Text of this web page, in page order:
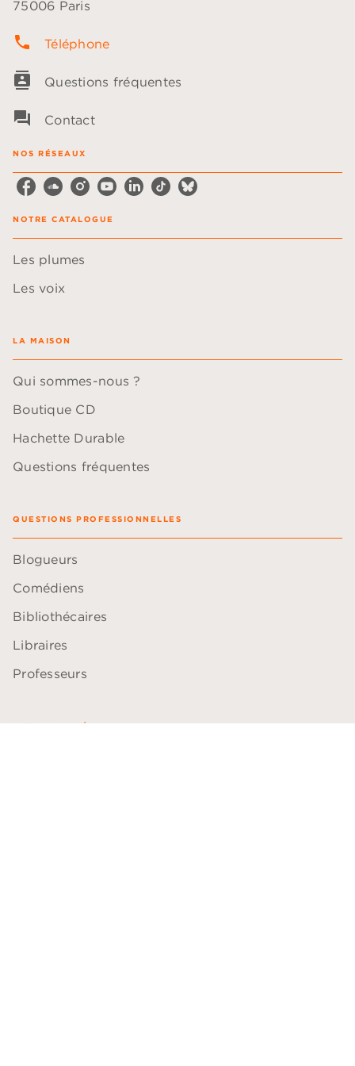
75006 Paris
phone Téléphone
contacts Questions fréquentes
question_answer Contact
NOS RÉSEAUX
NOTRE CATALOGUE
Les plumes
Les voix
LA MAISON
Qui sommes-nous ?
Boutique CD
Hachette Durable
Questions fréquentes
QUESTIONS PROFESSIONNELLES
Blogueurs
Comédiens
Bibliothécaires
Libraires
Professeurs
ACCESSIBILITÉ